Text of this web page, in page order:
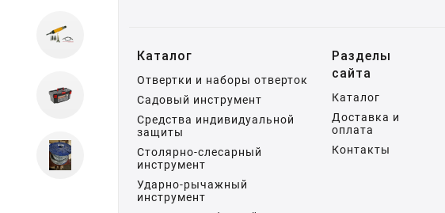
Каталог
Отвертки и наборы отверток
Садовый инструмент
Средства индивидуальной
защиты
Столярно-слесарный
инструмент
Ударно-рычажный
инструмент
Разделы
сайта
Каталог
Доставка и
оплата
Контакты